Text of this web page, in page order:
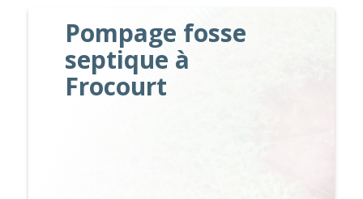
Pompage fosse
septique à
Frocourt